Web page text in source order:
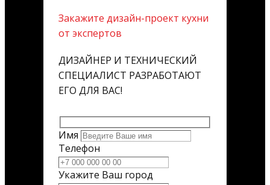
Закажите дизайн-проект кухни
от экспертов
ДИЗАЙНЕР И ТЕХНИЧЕСКИЙ
СПЕЦИАЛИСТ РАЗРАБОТАЮТ
ЕГО ДЛЯ ВАС!
Имя
Телефон
Укажите Ваш город